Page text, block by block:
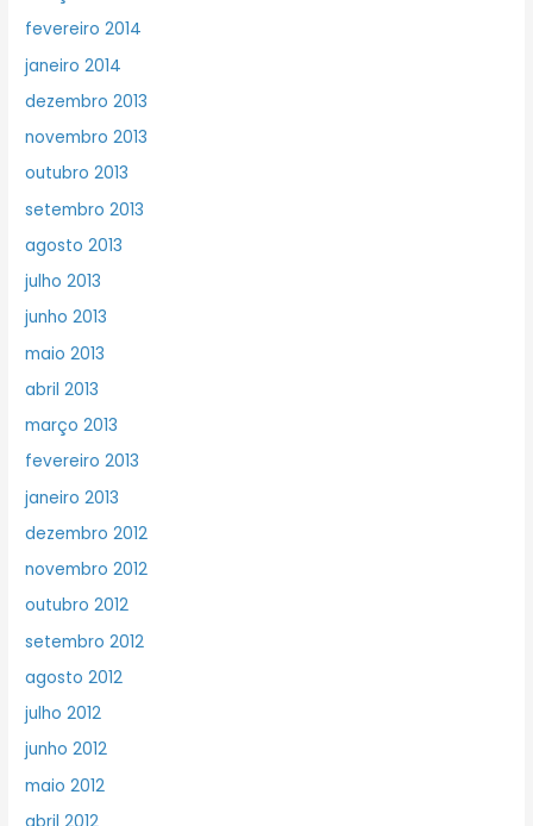
fevereiro 2014
janeiro 2014
dezembro 2013
novembro 2013
outubro 2013
setembro 2013
agosto 2013
julho 2013
junho 2013
maio 2013
abril 2013
março 2013
fevereiro 2013
janeiro 2013
dezembro 2012
novembro 2012
outubro 2012
setembro 2012
agosto 2012
julho 2012
junho 2012
maio 2012